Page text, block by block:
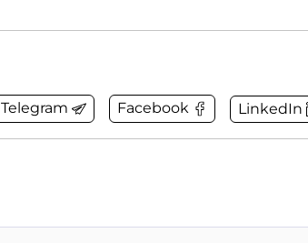
Telegram Facebook LinkedIn